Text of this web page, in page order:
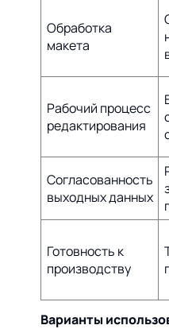
Обработка
макета
Рабочий процесс
редактирования
Согласованность
выходных данных
Готовность к
производству
Варианты